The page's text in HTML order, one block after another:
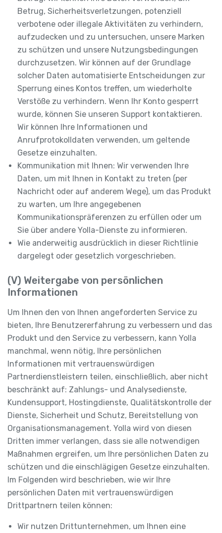
Betrug, Sicherheitsverletzungen, potenziell
verbotene oder illegale Aktivitäten zu verhindern,
aufzudecken und zu untersuchen, unsere Marken
zu schützen und unsere Nutzungsbedingungen
durchzusetzen. Wir können auf der Grundlage
solcher Daten automatisierte Entscheidungen zur
Sperrung eines Kontos treffen, um wiederholte
Verstöße zu verhindern. Wenn Ihr Konto gesperrt
wurde, können Sie unseren Support kontaktieren.
Wir können Ihre Informationen und
Anrufprotokolldaten verwenden, um geltende
Gesetze einzuhalten.
Kommunikation mit Ihnen: Wir verwenden Ihre
Daten, um mit Ihnen in Kontakt zu treten (per
Nachricht oder auf anderem Wege), um das Produkt
zu warten, um Ihre angegebenen
Kommunikationspräferenzen zu erfüllen oder um
Sie über andere Yolla-Dienste zu informieren.
Wie anderweitig ausdrücklich in dieser Richtlinie
dargelegt oder gesetzlich vorgeschrieben.
(V) Weitergabe von persönlichen
Informationen
Um Ihnen den von Ihnen angeforderten Service zu
bieten, Ihre Benutzererfahrung zu verbessern und das
Produkt und den Service zu verbessern, kann Yolla
manchmal, wenn nötig, Ihre persönlichen
Informationen mit vertrauenswürdigen
Partnerdienstleistern teilen, einschließlich, aber nicht
beschränkt auf: Zahlungs- und Analysedienste,
Kundensupport, Hostingdienste, Qualitätskontrolle der
Dienste, Sicherheit und Schutz, Bereitstellung von
Organisationsmanagement. Yolla wird von diesen
Dritten immer verlangen, dass sie alle notwendigen
Maßnahmen ergreifen, um Ihre persönlichen Daten zu
schützen und die einschlägigen Gesetze einzuhalten.
Im Folgenden wird beschrieben, wie wir Ihre
persönlichen Daten mit vertrauenswürdigen
Drittpartnern teilen können:
Wir nutzen Drittunternehmen, um Ihnen eine